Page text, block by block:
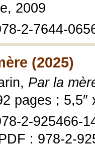
2009
2-7644-
(2025)
Par la
pages ; 5,5″
2-925466-
: 978-2-